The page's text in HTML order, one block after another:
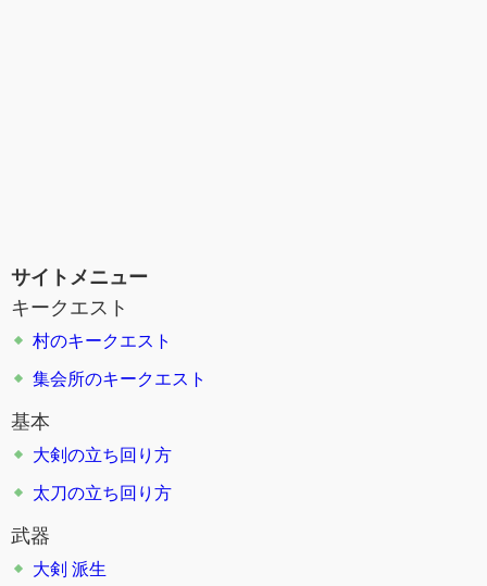
サイトメニュー
キークエスト
村のキークエスト
集会所のキークエスト
基本
大剣の立ち回り方
太刀の立ち回り方
武器
大剣 派生